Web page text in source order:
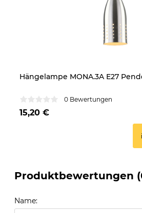
Hängelampe MONA.3A E27
0 Bewertungen
15,20 €
Produktbewertungen
Name: